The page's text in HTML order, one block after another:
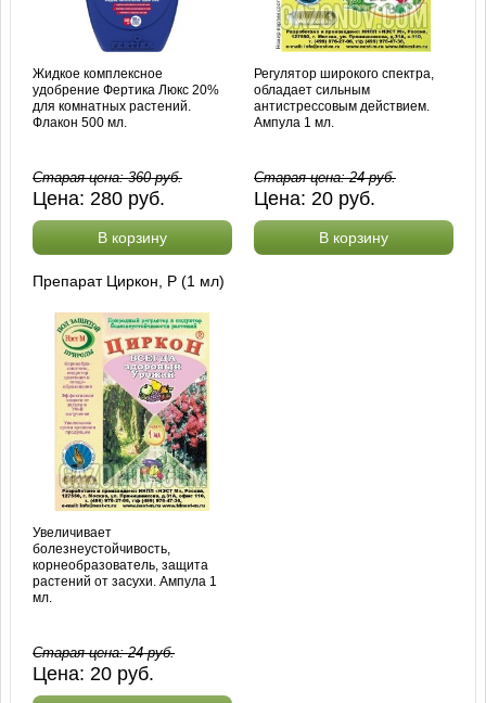
Жидкое комплексное
удобрение Фертика Люкс 20%
для комнатных растений.
Флакон 500 мл.
Старая цена:360руб.
Цена: 280 руб.
В корзину
Регулятор широкого спектра,
обладает сильным
антистрессовым действием.
Ампула 1 мл.
Старая цена:24руб.
Цена: 20 руб.
В корзину
Препарат Циркон, Р (1 мл)
Увеличивает
болезнеустойчивость,
корнеобразователь, защита
растений от засухи. Ампула 1
мл.
Старая цена:24руб.
Цена:20 руб.